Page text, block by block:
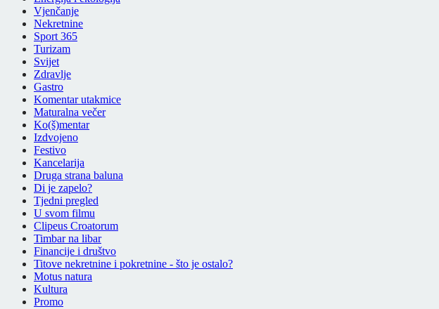
Vjenčanje
Nekretnine
Sport 365
Turizam
Svijet
Zdravlje
Gastro
Komentar utakmice
Maturalna večer
Ko(š)mentar
Izdvojeno
Festivo
Kancelarija
Druga strana baluna
Di je zapelo?
Tjedni pregled
U svom filmu
Clipeus Croatorum
Timbar na libar
Financije i društvo
Titove nekretnine i pokretnine - što je ostalo?
Motus natura
Kultura
Promo